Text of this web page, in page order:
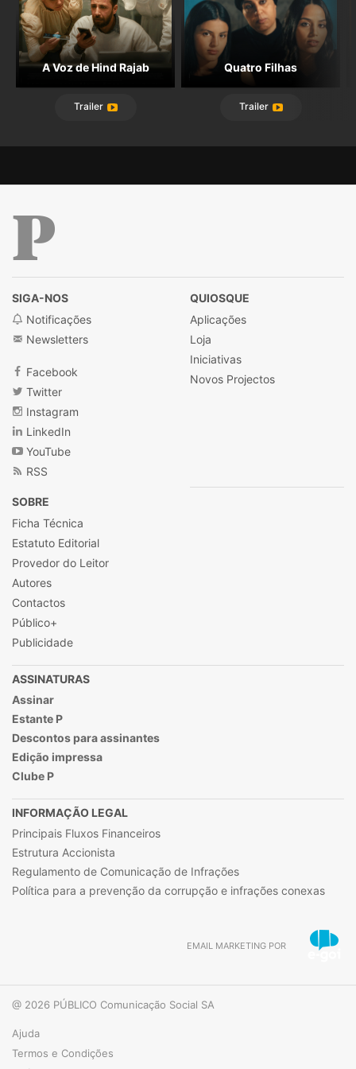
nas "feridas"/hipócrisias de um abastado primeiro
mundo egoista e egocêntrico(e apelam à
reflexão), compensam (e de que maneira!) o "todo
menos conseguido". <br />Ahhhh e tem a diva
Mónica Bellucci!
A Voz de Hind Rajab
Trailer
Quatro Filhas
Trailer
SIGA-NOS
Notificações
Newsletters
Facebook
Twitter
Instagram
LinkedIn
YouTube
RSS
QUIOSQUE
Aplicações
Loja
Iniciativas
Novos Projectos
SOBRE
Ficha Técnica
Estatuto Editorial
Provedor do Leitor
Autores
Contactos
Público+
Publicidade
ASSINATURAS
Assinar
Estante P
Descontos para assinantes
Edição impressa
Clube P
INFORMAÇÃO LEGAL
Principais Fluxos Financeiros
Estrutura Accionista
Regulamento de Comunicação de Infrações
Política para a prevenção da corrupção e infrações conexas
EMAIL MARKETING POR
@ 2026 PÚBLICO Comunicação Social SA
Ajuda
Termos e Condições